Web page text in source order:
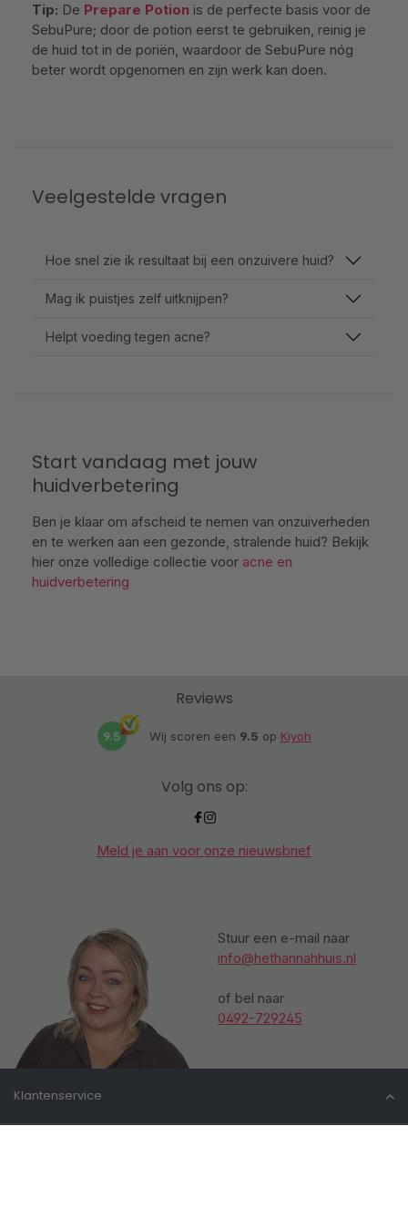
Tip: De Prepare Potion is de perfecte basis voor de
SebuPure; door de potion eerst te gebruiken, reinig je
de huid tot in de poriën, waardoor de SebuPure nóg
beter wordt opgenomen en zijn werk kan doen.
Veelgestelde vragen
Hoe snel zie ik resultaat bij een onzuivere huid?
Mag ik puistjes zelf uitknijpen?
Helpt voeding tegen acne?
Start vandaag met jouw
huidverbetering
Ben je klaar om afscheid te nemen van onzuiverheden
en te werken aan een gezonde, stralende huid? Bekijk
hier onze volledige collectie voor acne en
huidverbetering
Stuur een e-mail naar
info@hethannahhuis.nl
of bel naar
0492-729245
Reviews
9.5 Wij scoren een 9.5 op Kiyoh
Volg ons op:
Meld je aan voor onze nieuwsbrief
Klantenservice